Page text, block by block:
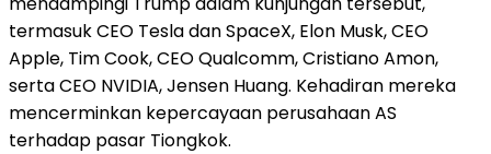
termasuk CEO Tesla dan SpaceX, Elon Musk, CEO
Apple, Tim Cook, CEO Qualcomm, Cristiano Amon,
serta CEO NVIDIA, Jensen Huang. Kehadiran mereka
mencerminkan kepercayaan perusahaan AS
terhadap pasar Tiongkok.